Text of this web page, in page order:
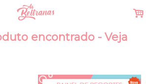
.
encontrado - Veja